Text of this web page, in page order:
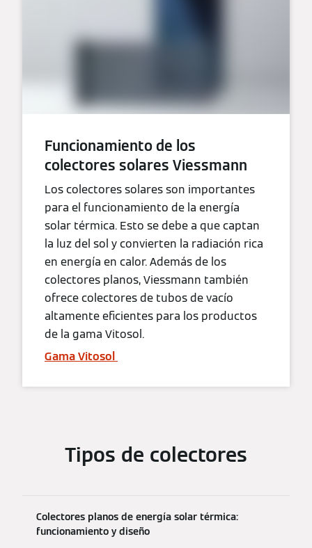
Funcionamiento de los
colectores solares Viessmann
Los colectores solares son importantes
para el funcionamiento de la energía
solar térmica. Esto se debe a que captan
la luz del sol y convierten la radiación rica
en energía en calor. Además de los
colectores planos, Viessmann también
ofrece colectores de tubos de vacío
altamente eficientes para los productos
de la gama Vitosol.
Gama Vitosol
Tipos de colectores
Colectores planos de energía solar térmica:
funcionamiento y diseño